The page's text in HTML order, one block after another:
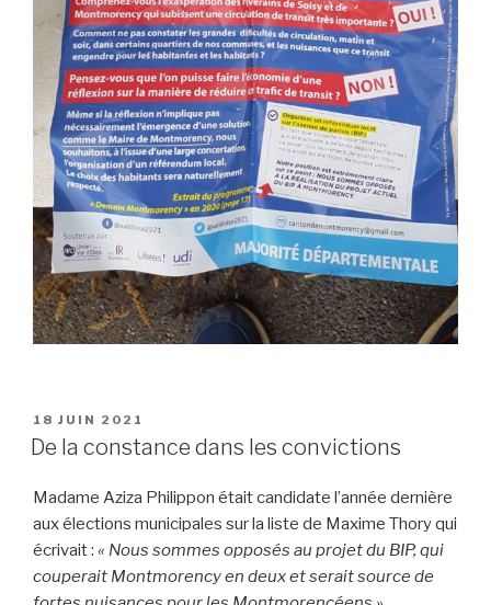
PUBLIÉ
LE
18 JUIN 2021
De la constance dans les convictions
Madame Aziza Philippon était candidate l’année dernière
aux élections municipales sur la liste de Maxime Thory qui
écrivait : « Nous sommes opposés au projet du BIP, qui
couperait Montmorency en deux et serait source de